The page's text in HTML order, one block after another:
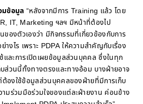
มข้อมูล “หลังจากมีการ Training แล้ว โดย
IT, Marketing ฯลฯ มีหน้าที่ต้องไป
ของตัวเองว่า มีกิจกรรมที่เกี่ยวข้องกับการ
งไร เพราะ PDPA ให้ความสำคัญกับเรื่อง
และการเปิดเผยข้อมูลส่วนบุคคล ซึ่งในทุก
ส่วนนี้ทั้งทางตรงและทางอ้อม บางฝ่ายอาจ
ต้องใช้ข้อมูลส่วนบุคคลของฝ่ายที่มีการเก็บ
มร่วมมือร่วมใจของแต่ละฝ่ายงาน ค่อนข้าง